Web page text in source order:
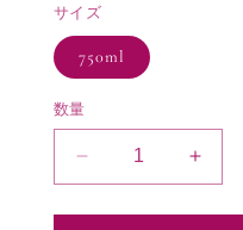
(1)
を
開
く
格
サイズ
750ml
数量
1989